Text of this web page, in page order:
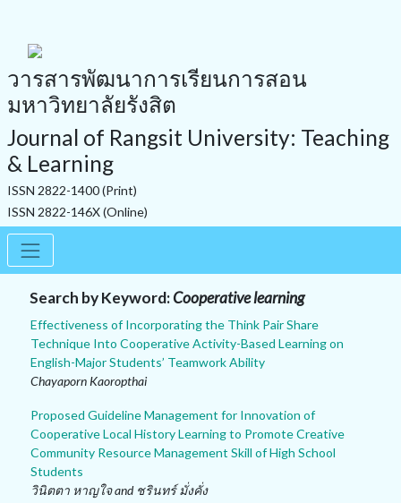
วารสารพัฒนาการเรียนการสอน
มหาวิทยาลัยรังสิต
Journal of Rangsit University: Teaching
& Learning
ISSN 2822-1400 (Print)
ISSN 2822-146X (Online)
Search by Keyword:Cooperative learning
Effectiveness of Incorporating the Think Pair Share
Technique Into Cooperative Activity-Based Learning on
English-Major Students’ Teamwork Ability
Chayaporn Kaoropthai
Proposed Guideline Management for Innovation of
Cooperative Local History Learning to Promote Creative
Community Resource Management Skill of High School
Students
วินิตตา หาญใจ and ชรินทร์ มั่งคั่ง